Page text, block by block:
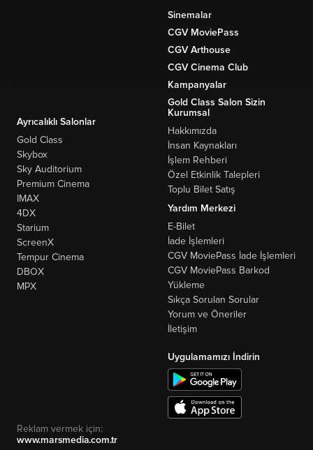
Sinemalar
CGV MoviePass
CGV Arthouse
CGV Cinema Club
Kampanyalar
Gold Class Salon Sizin
Ayrıcalıklı Salonlar
Gold Class
Skybox
Sky Auditorium
Premium Cinema
IMAX
4DX
Starium
ScreenX
Tempur Cinema
DBOX
MPX
Kurumsal
Hakkımızda
İnsan Kaynakları
İşlem Rehberi
Özel Etkinlik Talepleri
Toplu Bilet Satış
Yardım Merkezi
E-Bilet
İade İşlemleri
CGV MoviePass İade İşlemleri
CGV MoviePass Barkod
Yükleme
Sıkça Sorulan Sorular
Yorum ve Öneriler
İletişim
Uygulamamızı İndirin
Reklam vermek için:
www.marsmedia.com.tr